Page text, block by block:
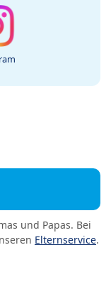
und Papas. Bei
Elternservice.